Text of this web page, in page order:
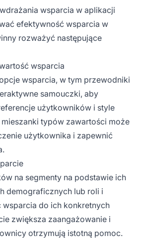
wsparcia w aplikacji
efektywność wsparcia w
rozważyć następujące
wsparcia
wsparcia, w tym przewodniki
samouczki, aby
użytkowników i style
typów zawartości może
użytkownika i zapewnić
na segmenty na podstawie ich
demograficznych lub roli i
do ich konkretnych
zwiększa zaangażowanie i
otrzymują istotną pomoc.